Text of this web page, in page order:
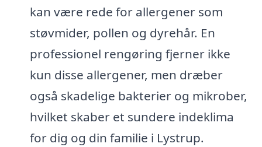
kan være rede for allergener som
støvmider, pollen og dyrehår. En
professionel rengøring fjerner ikke
kun disse allergener, men dræber
også skadelige bakterier og mikrober,
hvilket skaber et sundere indeklima
for dig og din familie i Lystrup.